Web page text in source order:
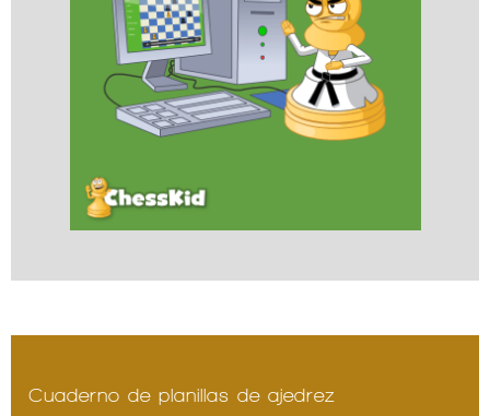
Cuaderno de planillas de ajedrez